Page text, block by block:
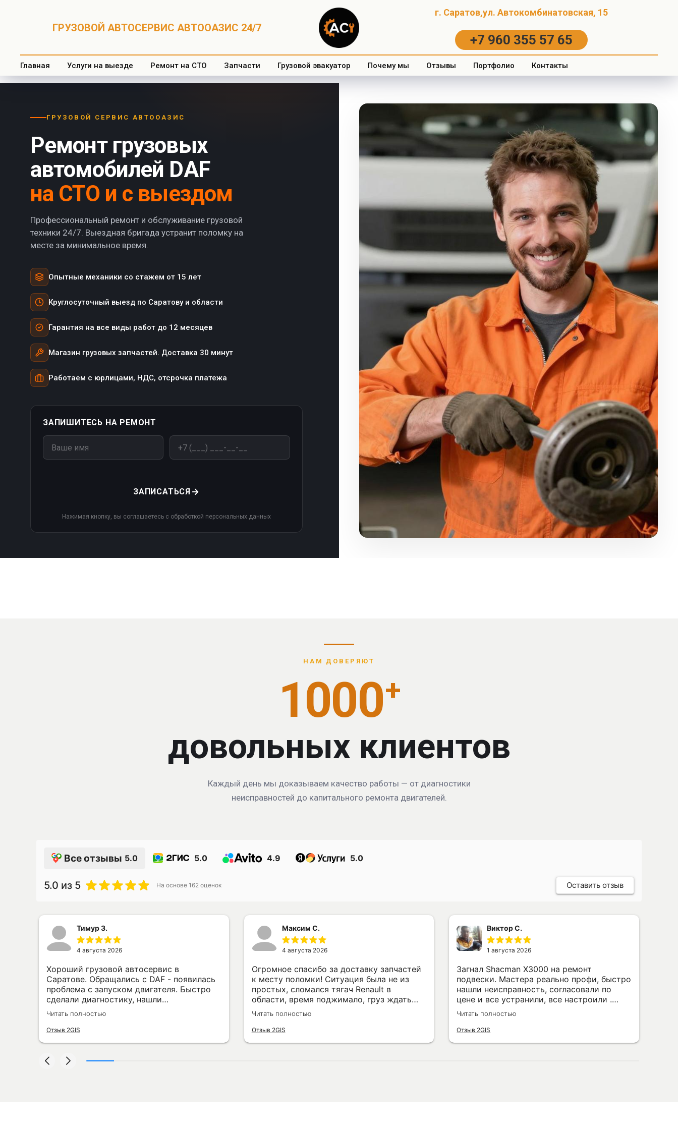
ГРУЗОВОЙ АВТОСЕРВИС АВТООАЗИС 24/7
г. Саратов,ул. Автокомбинатовская, 15
+7 960 355 57 65
Главная Услуги на выезде Ремонт на СТО Запчасти Грузовой эвакуатор Почему мы Отзывы Портфолио Контакты
ГРУЗОВОЙ СЕРВИС АВТООАЗИС
Ремонт грузовых
автомобилей DAF
на СТО и с выездом
Профессиональный ремонт и обслуживание грузовой
техники 24/7. Выездная бригада устранит поломку на
месте за минимальное время.
Опытные механики со стажем от 15 лет
Круглосуточный выезд по Саратову и области
Гарантия на все виды работ до 12 месяцев
Магазин грузовых запчастей. Доставка 30 минут
Работаем с юрлицами, НДС, отсрочка платежа
ЗАПИШИТЕСЬ НА РЕМОНТ
ЗАПИСАТЬСЯ
Нажимая кнопку, вы соглашаетесь с обработкой персональных данных
НАМ ДОВЕРЯЮТ
1000+
довольных клиентов
Каждый день мы доказываем качество работы — от диагностики
неисправностей до капитального ремонта двигателей.
Все отзывы 5.0 5.0 4.9 5.0
5.0 из 5 На основе 162 оценок Оставить отзыв
Тимур З.
4 августа 2026
Хороший грузовой автосервис в
Саратове. Обращались с DAF - появилась
проблема с запуском двигателя. Быстро
сделали диагностику, нашли
неисправность, заменили нужную деталь
и проверили машину. Всё сделали без
лишних разговоров и затягивания сроков.
Читать полностью
Отзыв 2GIS
Максим С.
4 августа 2026
Огромное спасибо за доставку запчастей
к месту поломки! Ситуация была не из
простых, сломался тягач Renault в
области, время поджимало, груз ждать
никто не будет. Отреагировали быстро,
запчасти подобрали по VINу, доставили
прямо на обочину, где стоял. Механик
Читать полностью
Отзыв 2GIS
Виктор С.
1 августа 2026
Загнал Shacman X3000 на ремонт
подвески. Мастера реально профи, быстро
нашли неисправность, согласовали по
цене и все устранили, все настроили .
Буду обращаться еще не раз, спасибо за
работу👍
Читать полностью
Отзыв 2GIS